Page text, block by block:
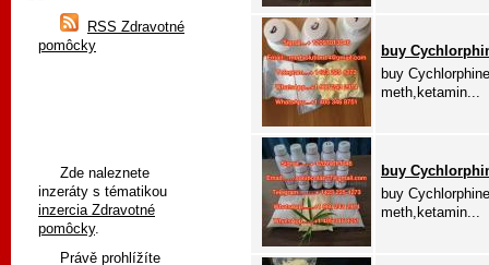
RSS Zdravotné
pomôcky
Zde naleznete
inzeráty s tématikou
inzercia Zdravotné
pomôcky.
Právě prohlížíte
buy
buy
meth,ketamin...
buy
buy
meth,ketamin...